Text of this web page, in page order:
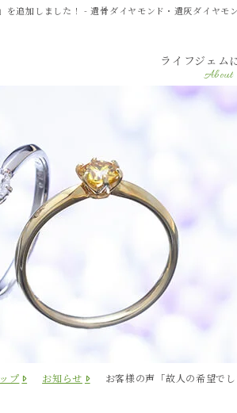
を追加しました！ - 遺骨ダイヤモンド・遺灰ダイヤモ
ライフジェム
About
プ お知らせ お客様の声「故人の希望で